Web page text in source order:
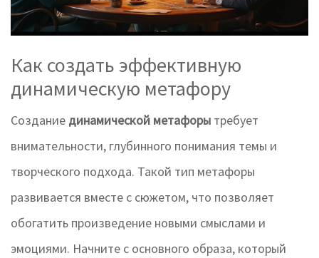
Как создать эффективную
динамическую метафору
Создание динамической метафоры требует
внимательности, глубинного понимания темы и
творческого подхода. Такой тип метафоры
развивается вместе с сюжетом, что позволяет
обогатить произведение новыми смыслами и
эмоциями. Начните с основного образа, который